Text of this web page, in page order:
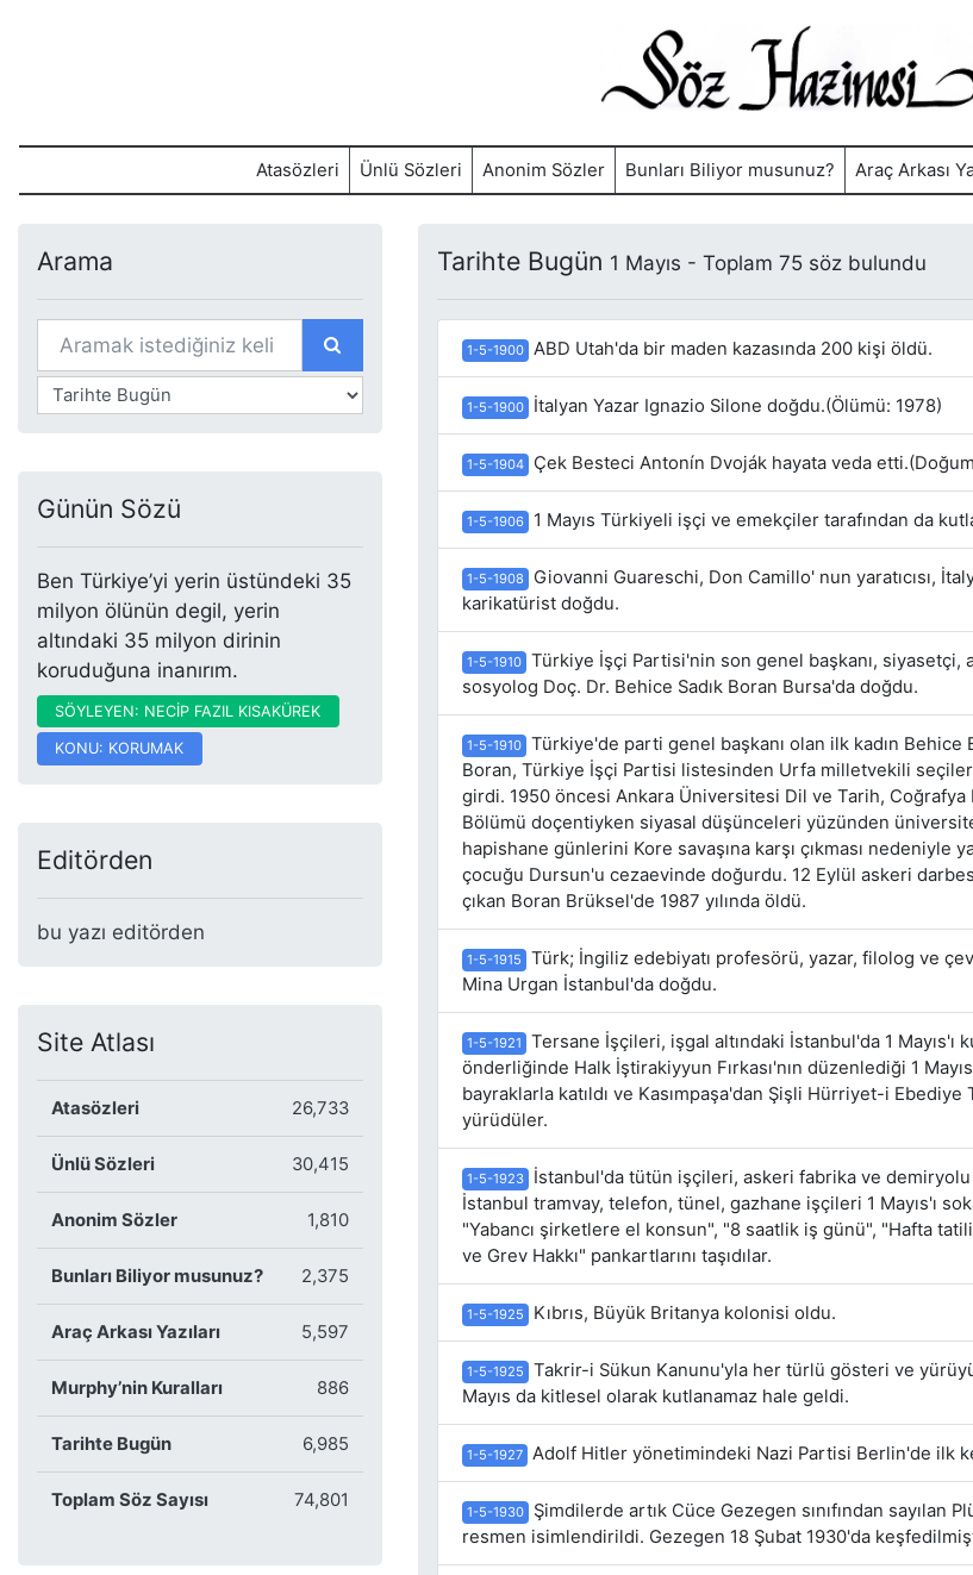
Atasözleri Ünlü Sözleri Anonim Sözler Bunları Biliyor musunuz? Araç Arkası
Arama
Günün Sözü
Ben Türkiye’yi yerin üstündeki 35
milyon ölünün degil, yerin
altındaki 35 milyon dirinin
koruduğuna inanırım.
SÖYLEYEN: NECİP FAZIL KISAKÜREK
KONU: KORUMAK
Editörden
bu yazı editörden
Site Atlası
Atasözleri 26,733
Ünlü Sözleri 30,415
Anonim Sözler 1,810
Bunları Biliyor musunuz? 2,375
Araç Arkası Yazıları 5,597
Murphy’nin Kuralları 886
Tarihte Bugün 6,985
Toplam Söz Sayısı 74,801
Tarihte Bugün 1 Mayıs - Toplam 75 söz bulundu
1-5-1900 ABD Utah'da bir maden kazasında 200 kişi öldü.
1-5-1900 İtalyan Yazar Ignazio Silone doğdu.(Ölümü: 1978)
1-5-1904 Çek Besteci Antonín Dvoják hayata veda
1-5-1906 1 Mayıs Türkiyeli işçi ve emekçiler tarafından da
1-5-1908
Giovanni Guareschi, Don Camillo' nun yaratıcısı,
karikatürist doğdu.
1-5-1910 Türkiye İşçi Partisi'nin son genel başkanı, siyasetçi,
sosyolog Doç. Dr. Behice Sadık Boran Bursa'da doğdu.
1-5-1910 Türkiye'de parti genel başkanı olan ilk kadın Behice
Boran, Türkiye İşçi Partisi listesinden Urfa milletvekili
girdi. 1950 öncesi Ankara Üniversitesi Dil ve Tarih, Coğrafya
Bölümü doçentiyken siyasal düşünceleri yüzünden
hapishane günlerini Kore savaşına karşı çıkması nedeniyle
çocuğu Dursun'u cezaevinde doğurdu. 12 Eylül askeri
çıkan Boran Brüksel'de 1987 yılında öldü.
1-5-1915
Türk; İngiliz edebiyatı profesörü, yazar, filolog ve
Mina Urgan İstanbul'da doğdu.
1-5-1921
Tersane İşçileri, işgal altındaki İstanbul'da 1 Mayıs'ı
önderliğinde Halk İştirakiyyun Fırkası'nın düzenlediği 1
bayraklarla katıldı ve Kasımpaşa'dan Şişli Hürriyet-i Ebediye
yürüdüler.
1-5-1923
İstanbul'da tütün işçileri, askeri fabrika ve demiryolu
İstanbul tramvay, telefon, tünel, gazhane işçileri 1 Mayıs'ı
"Yabancı şirketlere el konsun", "8 saatlik iş günü", "Hafta
ve Grev Hakkı" pankartlarını taşıdılar.
1-5-1925 Kıbrıs, Büyük Britanya kolonisi oldu.
1-5-1925
Takrir-i Sükun Kanunu'yla her türlü gösteri ve
Mayıs da kitlesel olarak kutlanamaz hale geldi.
1-5-1927 Adolf Hitler yönetimindeki Nazi Partisi Berlin'de ilk
1-5-1930
Şimdilerde artık Cüce Gezegen sınıfından sayılan
resmen isimlendirildi. Gezegen 18 Şubat 1930'da